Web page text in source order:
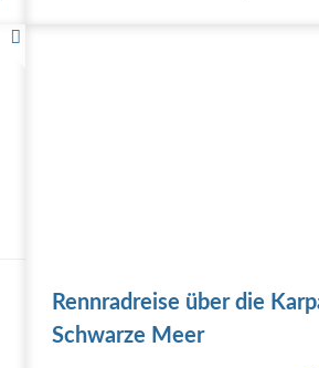
Rennradreise über die
Schwarze Meer